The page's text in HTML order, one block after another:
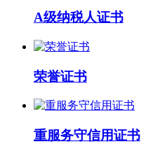
A级纳税人证书
荣誉证书
重服务守信用证书